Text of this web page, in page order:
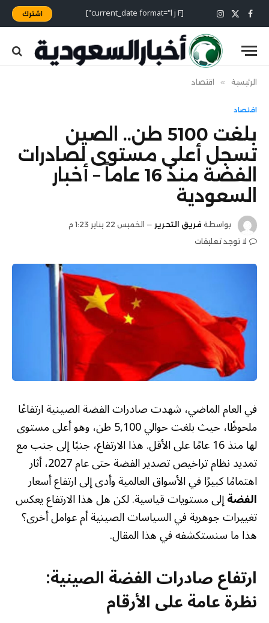
فيسبوك
X
(Twitter)
الانستغرام [current_date format="l j F"] اشترك
الرئيسية » اقتصاد
اقتصاد
بلغت 5100 طن.. الصين
تسجل أعلى مستوى لصادرات
الفضة منذ 16 عاماً – أخبار
السعودية
بواسطة فريق التحرير
الخميس 22 يناير 1:23 م
لا توجد تعليقات
في العام الماضي، شهدت صادرات الفضة الصينية ارتفاعًا
ملحوظًا، حيث بلغت حوالي 5,100 طن، وهو أعلى مستوى
لها منذ 16 عامًا على الأقل. هذا الارتفاع، جنبًا إلى جنب مع
تمديد نظام تراخيص تصدير الفضة حتى عام 2027، أثار
اهتمامًا كبيرًا في الأسواق العالمية وأدى إلى ارتفاع أسعار
الفضةإلى مستويات قياسية. لكن هل هذا الارتفاع يعكس
تغييرات جوهرية في السياسات الصينية أم عوامل أخرى؟
هذا ما سنستكشفه في هذا المقال.
ارتفاع صادرات الفضة الصينية:
نظرة عامة على الأرقام